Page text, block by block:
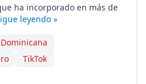
ha incorporado en más de
leyendo »
TikTok